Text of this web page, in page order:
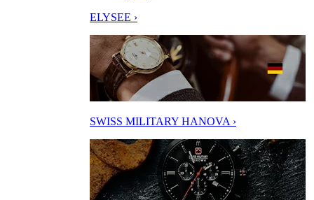
ELYSEE ›
SWISS MILITARY HANOVA ›